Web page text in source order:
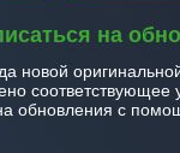
на
новой
обновления с